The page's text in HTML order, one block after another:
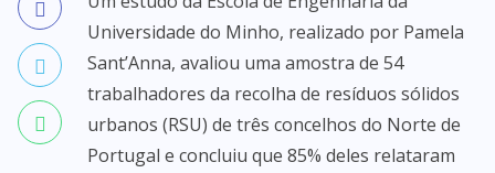
Universidade do Minho, realizado por Pamela
Sant’Anna, avaliou uma amostra de 54
trabalhadores da recolha de resíduos sólidos
urbanos (RSU) de três concelhos do Norte de
Portugal e concluiu que 85% deles relataram